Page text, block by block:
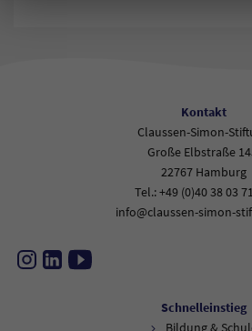
Kontakt
Claussen-Simon-
Große Elbstraße
22767 Hamburg
Tel.: +49 (0)40 38 03
info@claussen-simon-
Schnelleinstieg
Bildung &